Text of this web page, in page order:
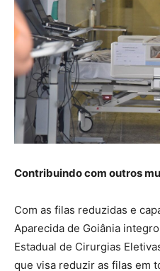
Contribuindo com outros
Com as filas reduzidas e
Aparecida de Goiânia
Estadual de Cirurgias
que visa reduzir as filas em